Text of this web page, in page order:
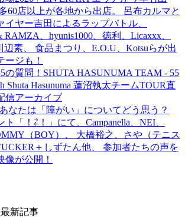
60店以上が各地から出店。 呂布カルマと
イヤー吉田によるラップバトル、
RAMZA、hyunis1000、徳利、Licaxxx、
素、 食品まつり、E.O.U、Kotsuらが出
ージも！
の質問！SHUTA HASUNUMA TEAM - 55
Shuta Hasunuma 蓮沼執太チームTOUR直
信アーカイブ
なたは「障がい」についてどう思う？
「！⇄！」にて、Campanella、NEI、
（BOY）、 大橋裕之、さや（テニス
＋しずたん他、 参加者たちの声を
像が公開！
新記事